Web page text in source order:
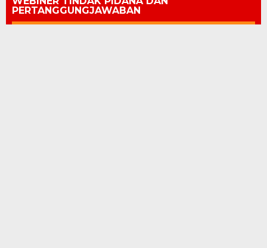
PERTANGGUNGJAWABAN